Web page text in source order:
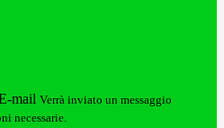
mail Verrà inviato un messaggio
necessarie.